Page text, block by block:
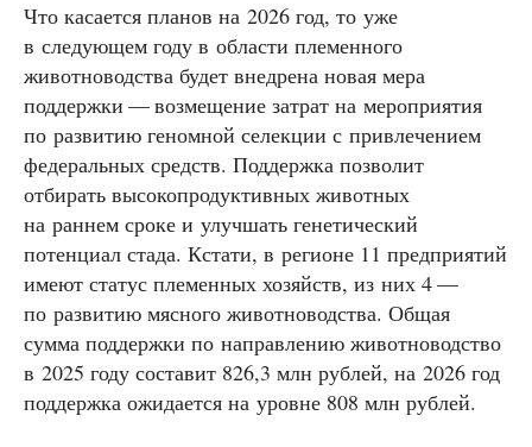
Что касается планов на 2026 год, то уже
в следующем году в области племенного
животноводства будет внедрена новая мера
поддержки — возмещение затрат на мероприятия
по развитию геномной селекции с привлечением
федеральных средств. Поддержка позволит
отбирать высокопродуктивных животных
на раннем сроке и улучшать генетический
потенциал стада. Кстати, в регионе 11 предприятий
имеют статус племенных хозяйств, из них 4 —
по развитию мясного животноводства. Общая
сумма поддержки по направлению животноводство
в 2025 году составит 826,3 млн рублей, на 2026 год
поддержка ожидается на уровне 808 млн рублей.